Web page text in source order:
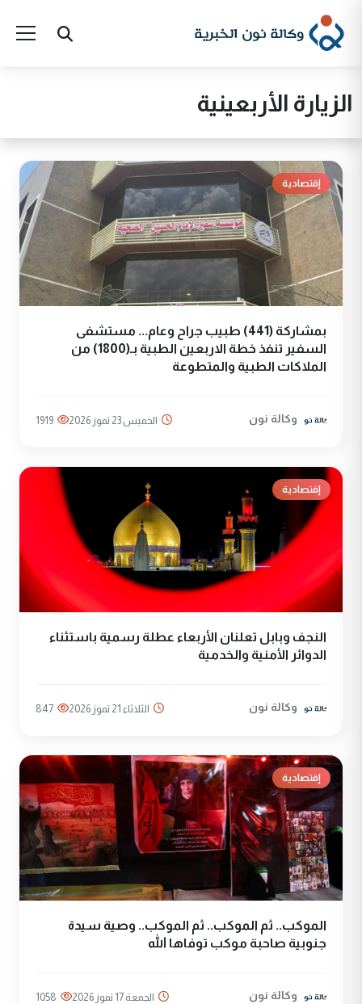
الزيارة الأربعينية
إقتصادية
بمشاركة (441) طبيب جراح وعام... مستشفى
السفير تنفذ خطة الاربعين الطبية بـ(1800) من
الملاكات الطبية والمتطوعة
وكالة نون الخميس 23 تموز 2026 1919
إقتصادية
النجف وبابل تعلنان الأربعاء عطلة رسمية باستثناء
الدوائر الأمنية والخدمية
وكالة نون الثلاثاء 21 تموز 2026 847
إقتصادية
الموكب.. ثم الموكب.. ثم الموكب.. وصية سيدة
جنوبية صاحبة موكب توفاها الله
وكالة نون الجمعة 17 تموز 2026 1058